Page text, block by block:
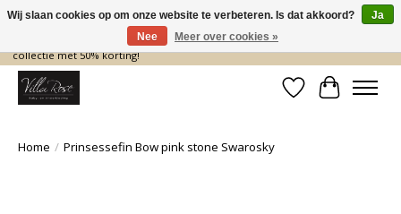
De nieuwe collectie komt eraan… en wij maken ruimte! Shop nu de zomer
collectie met 50% korting!
Verlanglijst
Home / Prinsessefin Bow pink stone Swarosky
Wij slaan cookies op om onze website te verbeteren. Is dat akkoord?
Ja
Nee
Meer over cookies »